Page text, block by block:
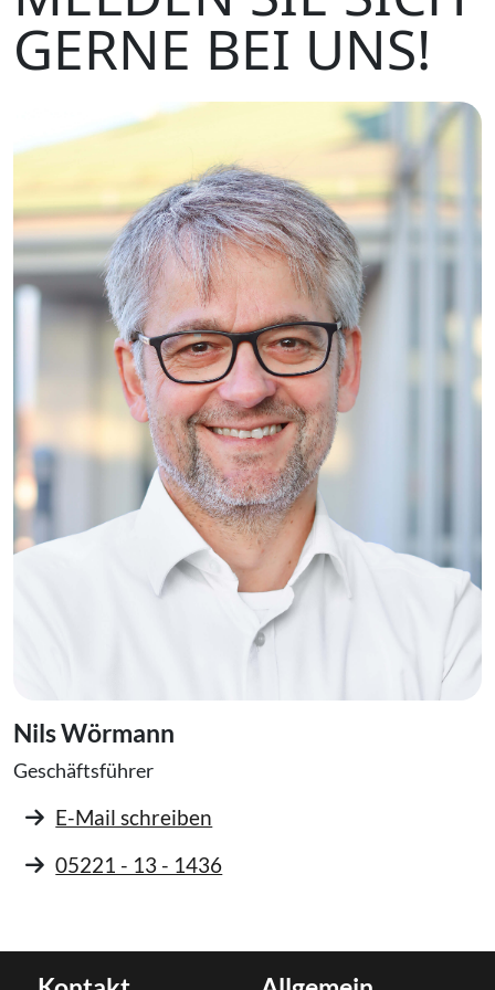
GERNE BEI UNS!
Nils Wörmann
Geschäftsführer
E-Mail schreiben
05221 - 13 - 1436